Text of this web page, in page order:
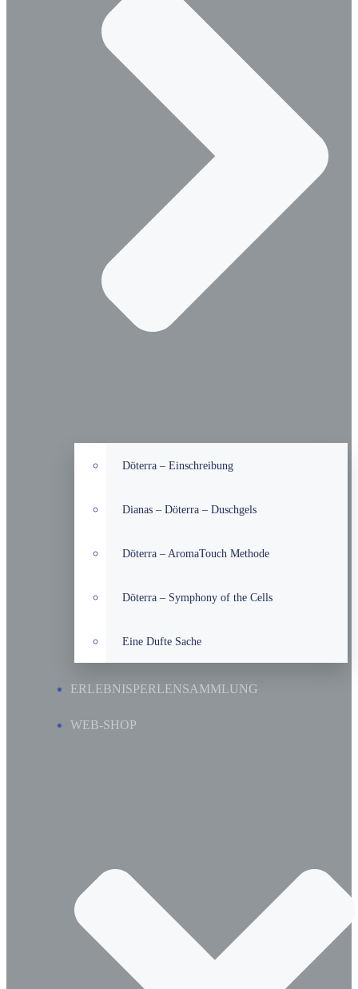
Döterra – Einschreibung
Dianas – Döterra – Duschgels
Döterra – AromaTouch Methode
Döterra – Symphony of the Cells
Eine Dufte Sache
ERLEBNISPERLENSAMMLUNG
WEB-SHOP